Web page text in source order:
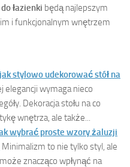
łazienki będą najlepszym
i funkcjonalnym wnętrzem
stylowo udekorować stół na
elegancji wymaga nieco
Dekoracja stołu na co
wnętrza, ale także...
wybrać proste wzory żaluzji
Minimalizm to nie tylko styl, ale
znacząco wpłynąć na